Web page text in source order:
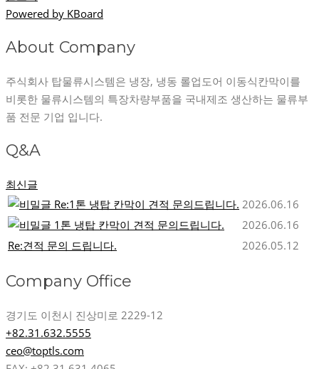
Powered by KBoard
About Company
주식회사 탑물류시스템은 냉장, 냉동 롤업도어 이동식칸막이를
비롯한 물류시스템의 특장차량부품을 국내제조 생산하는 물류부
품 전문 기업 입니다.
Q&A
최신글
Re:1톤 냉탑 칸막이 견적 문의드립니다. 2026.06.16
1톤 냉탑 칸막이 견적 문의드립니다.
2026.06.16
Re:견적 문의 드립니다.
2026.05.12
Company Office
경기도 이천시 진상미로 2229-12
+82.31.632.5555
ceo@toptls.com